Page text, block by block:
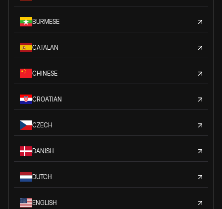
BURMESE
CATALAN
CHINESE
CROATIAN
CZECH
DANISH
DUTCH
ENGLISH